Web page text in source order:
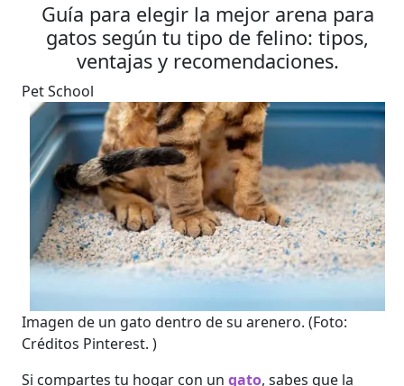
Guía para elegir la mejor arena para
gatos según tu tipo de felino: tipos,
ventajas y recomendaciones.
Pet School
Imagen de un gato dentro de su arenero. (Foto:
Créditos Pinterest. )
Si compartes tu hogar con un gato, sabes que la